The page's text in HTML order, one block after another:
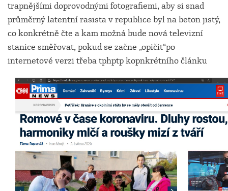
trapnějšími doprovodnými fotografiemi, aby si snad
průměrný latentní rasista v republice byl na beton jistý,
co konkrétně čte a kam možná bude nová televizní
stanice směřovat, pokud se začne „opičit“po
internetové verzi třeba tphptp kopnkrétního článku